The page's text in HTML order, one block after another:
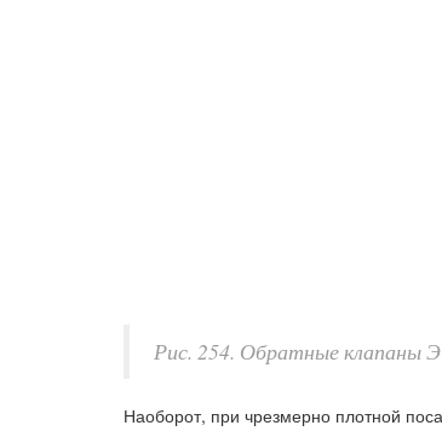
Рис. 254. Обратные клапаны
Наоборот, при чрезмерно плотной